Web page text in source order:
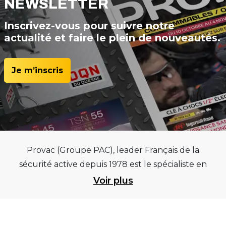
NEWSLETTER
Inscrivez-vous pour suivre notre
actualité et faire le plein de nouveautés.
Je m’inscris
Provac (Groupe PAC), leader Français de la
sécurité active depuis 1978 est le spécialiste en
équipements pour garages et centres
Voir plus